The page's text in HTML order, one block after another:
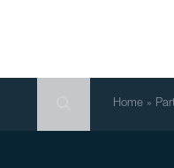
SearchHome »